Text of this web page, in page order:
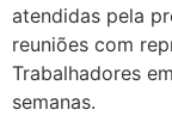
atendidas pela
reuniões com
Trabalhadores
semanas.